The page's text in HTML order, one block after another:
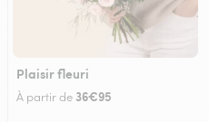
Plaisir fleuri
À partir de 36€95